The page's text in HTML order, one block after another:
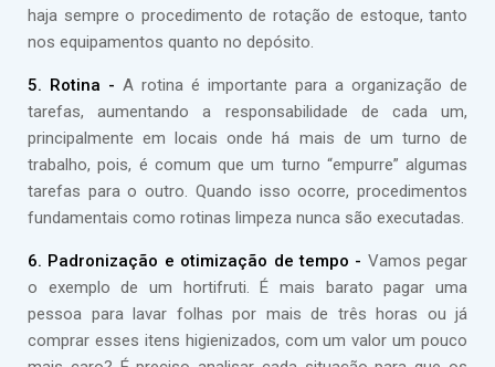
haja sempre o procedimento de rotação de estoque, tanto
nos equipamentos quanto no depósito.
5. Rotina - A rotina é importante para a organização de
tarefas, aumentando a responsabilidade de cada um,
principalmente em locais onde há mais de um turno de
trabalho, pois, é comum que um turno “empurre” algumas
tarefas para o outro. Quando isso ocorre, procedimentos
fundamentais como rotinas limpeza nunca são executadas.
6. Padronização e otimização de tempo - Vamos pegar
o exemplo de um hortifruti. É mais barato pagar uma
pessoa para lavar folhas por mais de três horas ou já
comprar esses itens higienizados, com um valor um pouco